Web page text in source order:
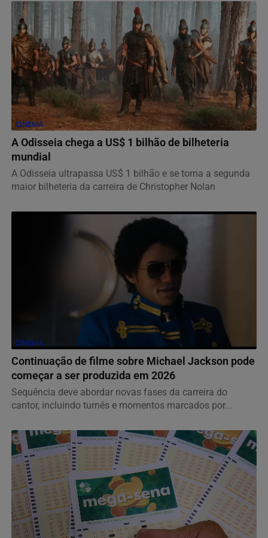
CINEMA
A Odisseia chega a US$ 1 bilhão de bilheteria
mundial
A Odisseia ultrapassa US$ 1 bilhão e se torna a segunda
maior bilheteria da carreira de Christopher Nolan
CINEMA
Continuação de filme sobre Michael Jackson pode
começar a ser produzida em 2026
Sequência deve abordar novas fases da carreira do
cantor, incluindo turnês e momentos marcados por...